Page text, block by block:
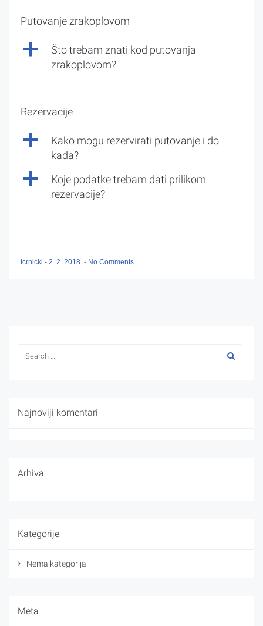
Putovanje zrakoplovom
a
Što trebam znati kod putovanja
zrakoplovom?
Rezervacije
a
Kako mogu rezervirati putovanje i do
kada?
a
Koje podatke trebam dati prilikom
rezervacije?
tcrnicki - 2. 2. 2018. - No Comments
Najnoviji komentari
Arhiva
Kategorije
Nema kategorija
Meta